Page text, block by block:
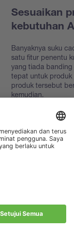
Sesuaikan
kebutuhan
Banyaknya suku
satu fitur penentu
yang tiada banding
tepat untuk produk
produk tersebut
kemudian.
Temukan suku
aksesori kami